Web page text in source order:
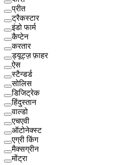
प्रीत
ट्रैकस्टार
इंडो फार्म
कैप्टेन
करतार
ड्यूट्ज़ फ़ाहर
ऐस
स्टैन्डर्ड
सोलिस
डिजिट्रेक
हिंदुस्तान
वाल्डो
एचएवी
ऑटोनेक्स्ट
एग्री किंग
मैक्सग्रीन
मोंट्रा